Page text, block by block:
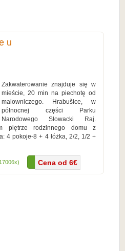
u
Cena od 6€
Zakwaterowanie znajduje się w
mieście, 20 min na piechotę od
malowniczego. Hrabušice, w
północnej części Parku
Narodowego Słowacki Raj.
piętrze rodzinnego domu z
4 pokoje-8 + 4 łóżka, 2/2, 1/2 +
Więcej...